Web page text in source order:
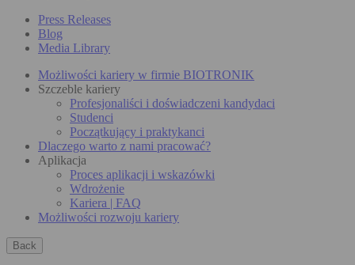
Press Releases
Blog
Media Library
Możliwości kariery w firmie BIOTRONIK
Szczeble kariery
Profesjonaliści i doświadczeni kandydaci
Studenci
Początkujący i praktykanci
Dlaczego warto z nami pracować?
Aplikacja
Proces aplikacji i wskazówki
Wdrożenie
Kariera | FAQ
Możliwości rozwoju kariery
Back